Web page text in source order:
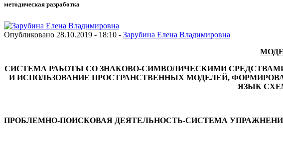
методическая разработка
Опубликовано 28.10.2019 - 18:10 - Зарубина Елена Владимировна
СИСТЕМА РАБОТЫ СО ЗНАКОВО-СИМВОЛИЧЕСКИМИ
И ИСПОЛЬЗОВАНИЕ ПРОСТРАНСТВЕННЫХ МОДЕЛЕЙ,
ЯЗЫК
ПРОБЛЕМНО-ПОИСКОВАЯ ДЕЯТЕЛЬНОСТЬ-СИСТЕМА